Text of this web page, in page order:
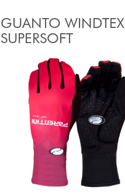
GUANTO WINDTEX
SUPERSOFT